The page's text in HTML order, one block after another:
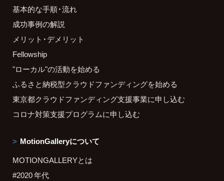
基本的な手順・流れ
成功事例の解説
メリット・デメリット
Fellowship
"ローカル"の活動を始める
ふるさと納税型クラウドファンディングを始める
東京都クラウドファンディング支援事業に申し込む
コロナ対策支援プログラムに申し込む
MotionGalleryについて
MOTIONGALLERYとは
#2020 年代